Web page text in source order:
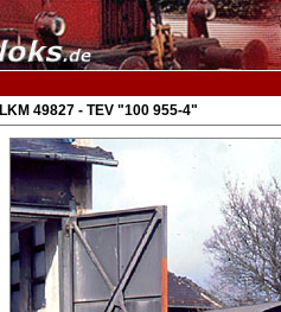
LKM 49827 - TEV "100 955-4"